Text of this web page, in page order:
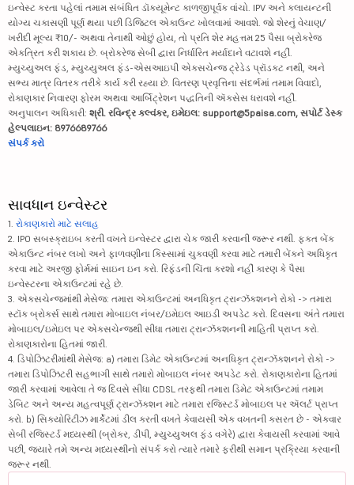
ઇન્વેસ્ટ કરતા પહેલાં તમામ સંબંધિત ડૉક્યૂમેન્ટ કાળજીપૂર્વક વાંચો. IPV અને ક્લાયન્ટની
યોગ્ય ચકાસણી પૂર્ણ થયા પછી ડિજિટલ એકાઉન્ટ ખોલવામાં આવશે. જો શેરનું વેચાણ/
ખરીદી મૂલ્ય ₹10/- અથવા તેનાથી ઓછું હોય, તો પ્રતિ શેર મહત્તમ 25 પૈસા બ્રોકરેજ
એકત્રિત કરી શકાય છે. બ્રોકરેજ સેબી દ્વારા નિર્ધારિત મર્યાદાને વટાવશે નહીં.
મ્યુચ્યુઅલ ફંડ, મ્યુચ્યુઅલ ફંડ-એસઆઇપી એક્સચેન્જ ટ્રેડેડ પ્રૉડક્ટ નથી, અને
સભ્ય માત્ર વિતરક તરીકે કાર્ય કરી રહ્યા છે. વિતરણ પ્રવૃત્તિના સંદર્ભમાં તમામ વિવાદો,
રોકાણકાર નિવારણ ફોરમ અથવા આર્બિટ્રેશન પદ્ધતિની ઍક્સેસ ધરાવશે નહીં.
અનુપાલન અધિકારી: શ્રી. રવિન્દ્ર કલ્વંકર, ઇમેઇલ: support@5paisa.com, સપોર્ટ ડેસ્ક
હેલ્પલાઇન: 8976689766
સંપર્ક કરો
સાવધાન ઇન્વેસ્ટર
1. રોકાણકારો માટે સલાહ
2. IPO સબસ્ક્રાઇબ કરતી વખતે ઇન્વેસ્ટર દ્વારા ચેક જારી કરવાની જરૂર નથી. ફક્ત બેંક
એકાઉન્ટ નંબર લખો અને ફાળવણીના કિસ્સામાં ચુકવણી કરવા માટે તમારી બેંકને અધિકૃત
કરવા માટે અરજી ફોર્મમાં સાઇન ઇન કરો. રિફંડની ચિંતા કરશો નહીં કારણ કે પૈસા
ઇન્વેસ્ટરના એકાઉન્ટમાં રહે છે.
3. એક્સચેન્જમાંથી મેસેજ: તમારા એકાઉન્ટમાં અનધિકૃત ટ્રાન્ઝૅક્શનને રોકો -> તમારા
સ્ટૉક બ્રોકર્સ સાથે તમારા મોબાઇલ નંબર/ઇમેઇલ આઇડી અપડેટ કરો. દિવસના અંતે તમારા
મોબાઇલ/ઇમેઇલ પર એક્સચેન્જથી સીધા તમારા ટ્રાન્ઝૅક્શનની માહિતી પ્રાપ્ત કરો.
રોકાણકારોના હિતમાં જારી.
4. ડિપોઝિટરીમાંથી મેસેજ: a) તમારા ડિમેટ એકાઉન્ટમાં અનધિકૃત ટ્રાન્ઝૅક્શનને રોકો ->
તમારા ડિપોઝિટરી સહભાગી સાથે તમારો મોબાઇલ નંબર અપડેટ કરો. રોકાણકારોના હિતમાં
જારી કરવામાં આવેલા તે જ દિવસે સીધા CDSL તરફથી તમારા ડિમેટ એકાઉન્ટમાં તમામ
ડેબિટ અને અન્ય મહત્વપૂર્ણ ટ્રાન્ઝૅક્શન માટે તમારા રજિસ્ટર્ડ મોબાઇલ પર ઍલર્ટ પ્રાપ્ત
કરો. b) સિક્યોરિટીઝ માર્કેટમાં ડીલ કરતી વખતે કેવાયસી એક વખતની કસરત છે - એકવાર
સેબી રજિસ્ટર્ડ મધ્યસ્થી (બ્રોકર, ડીપી, મ્યુચ્યુઅલ ફંડ વગેરે) દ્વારા કેવાયસી કરવામાં આવે
પછી, જ્યારે તમે અન્ય મધ્યસ્થીનો સંપર્ક કરો ત્યારે તમારે ફરીથી સમાન પ્રક્રિયા કરવાની
જરૂર નથી.